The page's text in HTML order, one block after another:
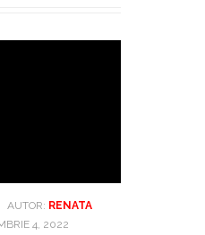
AUTOR: RENATA
4, 2022